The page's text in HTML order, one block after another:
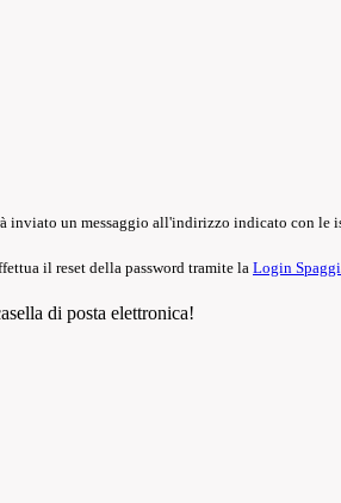
inviato un messaggio all'indirizzo indicato con le
il reset della password tramite la Login
di posta elettronica!